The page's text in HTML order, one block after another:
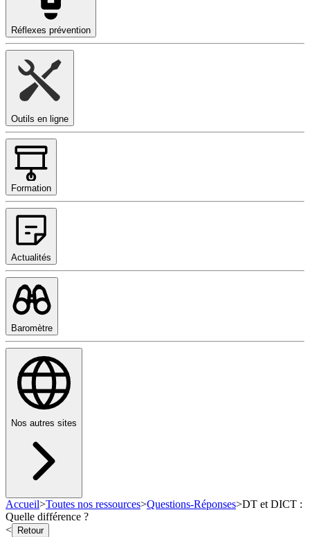
Réflexes prévention
Outils en ligne
Formation
Actualités
Baromètre
Nos autres sites
Accueil>Toutes nos ressources>Questions-Réponses>DT et DICT :
Quelle différence ?
<
Retour